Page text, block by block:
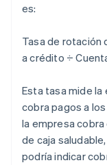
es:
Tasa de rotación
a crédito ÷
Esta tasa mide la
cobra pagos a
la empresa
de caja
podría indicar